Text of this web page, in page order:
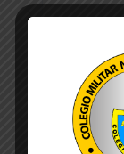
El
Lic.